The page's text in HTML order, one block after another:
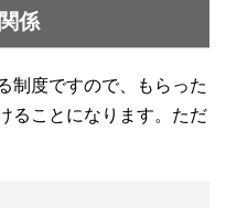
係
制度ですので、もらった
ることになります。ただ